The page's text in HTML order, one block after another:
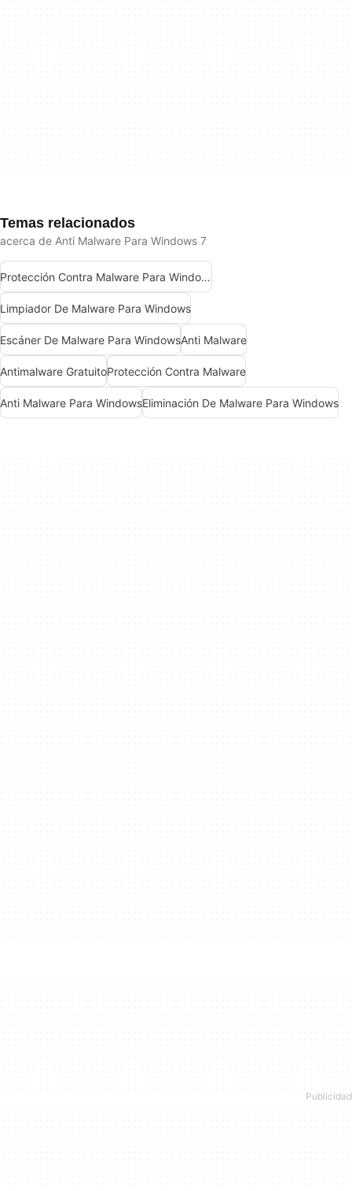
Temas relacionados
acerca de Anti Malware Para Windows 7
Protección Contra Malware Para Windows
Limpiador De Malware Para Windows
Escáner De Malware Para WindowsAnti Malware
Antimalware GratuitoProtección Contra Malware
Anti Malware Para WindowsEliminación De Malware Para Windows